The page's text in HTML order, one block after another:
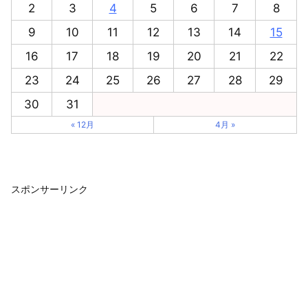
2
3 4 5 6 7
8
9
10 11 12 13 14
15
16
17 18 19 20 21
22
23
24 25 26 27 28
29
30
31
« 12月 4月 »
スポンサーリンク